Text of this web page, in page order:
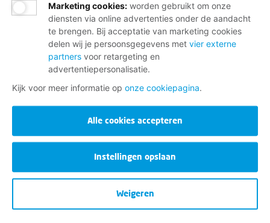
Marketing cookies: worden gebruikt om onze
diensten via online advertenties onder de aandacht
te brengen. Bij acceptatie van marketing cookies
delen wij je persoonsgegevens met vier externe
partners voor retargeting en
advertentiepersonalisatie.
Kijk voor meer informatie op onze cookiepagina.
Alle cookies accepteren
Instellingen opslaan
Weigeren